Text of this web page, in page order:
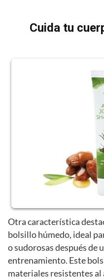
Cuida tu
Otra característica
bolsillo húmedo, ideal
o sudorosas después de
entrenamiento. Este
materiales resistentes al